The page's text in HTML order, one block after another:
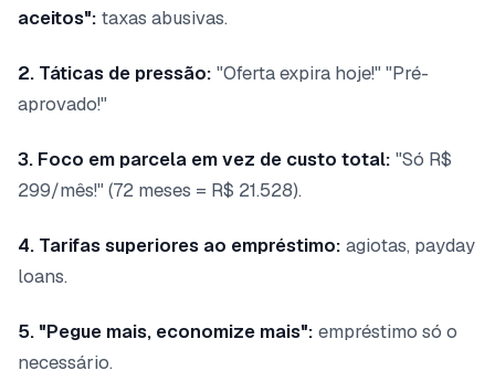
aceitos": taxas abusivas.
2. Táticas de pressão: "Oferta expira hoje!" "Pré-
aprovado!"
3. Foco em parcela em vez de custo total: "Só R$
299/mês!" (72 meses = R$ 21.528).
4. Tarifas superiores ao empréstimo: agiotas, payday
loans.
5. "Pegue mais, economize mais": empréstimo só o
necessário.